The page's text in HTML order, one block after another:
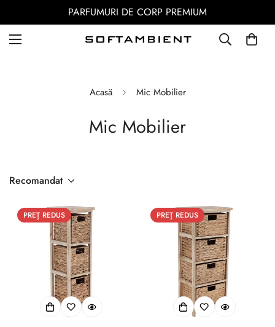
PARFUMURI DE CORP PREMIUM
Acasă Mic Mobilier
Mic Mobilier
Recomandat
PREȚ REDUS PREȚ REDUS